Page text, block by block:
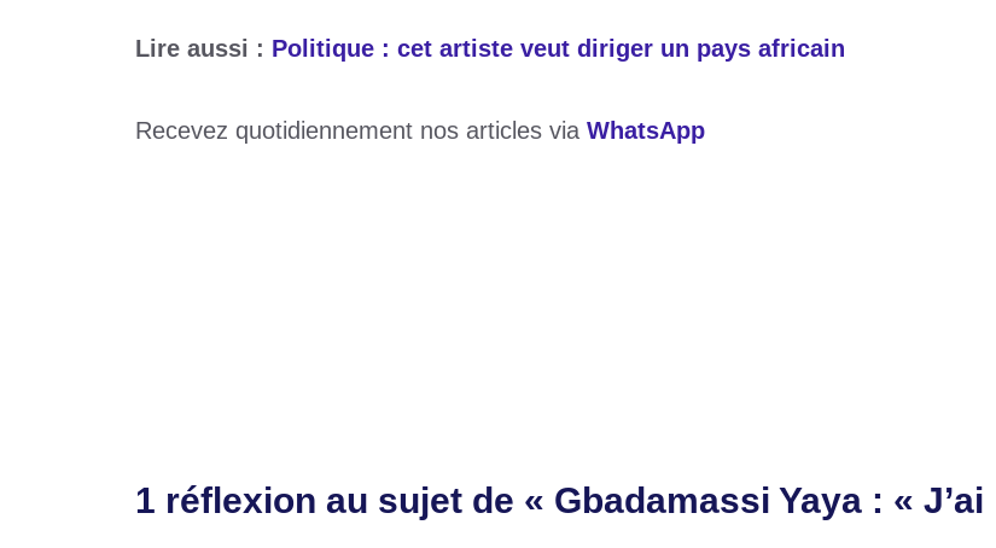
Lire aussi : Politique : cet artiste veut diriger un pays africain
Recevez quotidiennement nos articles via WhatsApp
1 réflexion au sujet de « Gbadamassi Yaya : « J’ai